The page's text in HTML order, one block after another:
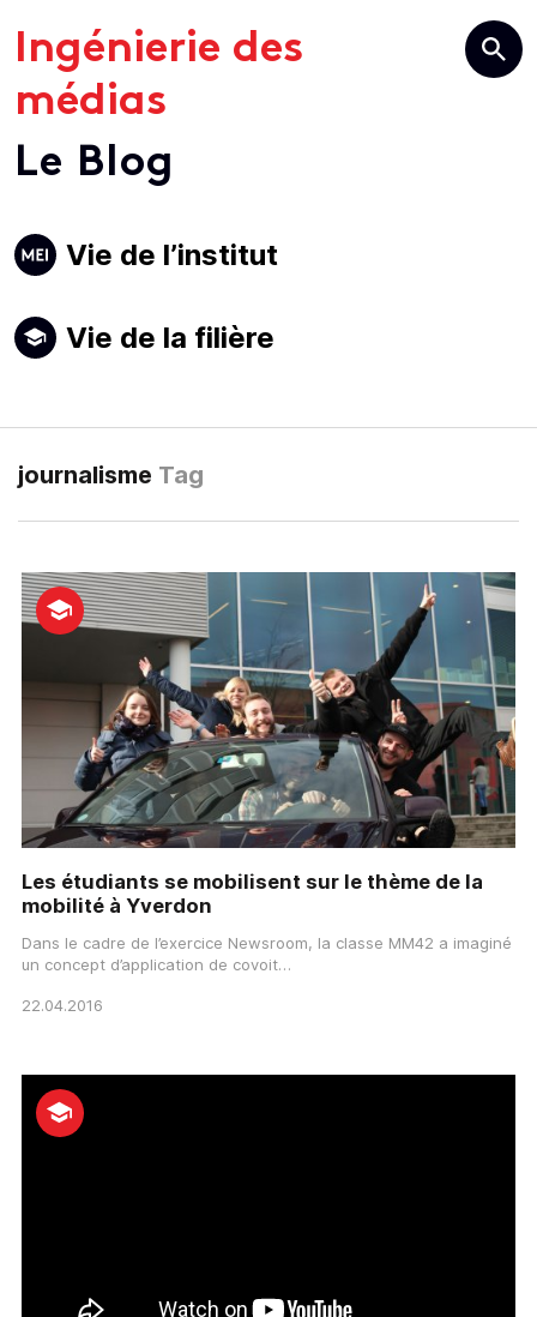
Ingénierie des
médias
Le Blog
Navigation
Vie de l’institut
Vie de la filière
journalisme Tag
Les étudiants se mobilisent sur le thème de la
mobilité à Yverdon
Dans le cadre de l’exercice Newsroom, la classe MM42 a imaginé
un concept d’application de covoit…
22.04.2016